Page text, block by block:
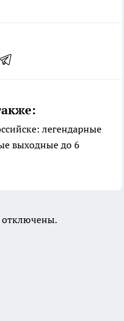
легендарные
выходные до 6
отключены.